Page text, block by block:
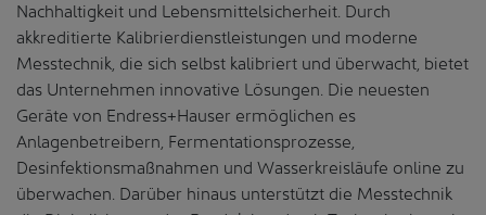
Nachhaltigkeit und Lebensmittelsicherheit. Durch
akkreditierte Kalibrierdienstleistungen und moderne
Messtechnik, die sich selbst kalibriert und überwacht, bietet
das Unternehmen innovative Lösungen. Die neuesten
Geräte von Endress+Hauser ermöglichen es
Anlagenbetreibern, Fermentationsprozesse,
Desinfektionsmaßnahmen und Wasserkreisläufe online zu
überwachen. Darüber hinaus unterstützt die Messtechnik